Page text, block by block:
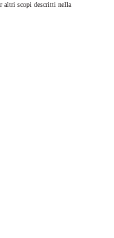
altri scopi descritti nella